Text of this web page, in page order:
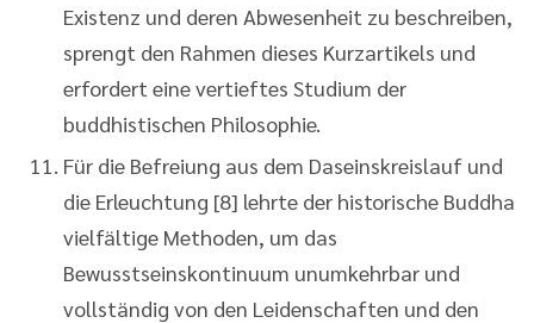
Existenz und deren Abwesenheit zu beschreiben,
sprengt den Rahmen dieses Kurzartikels und
erfordert eine vertieftes Studium der
buddhistischen Philosophie.
Für die Befreiung aus dem Daseinskreislauf und
die Erleuchtung [8] lehrte der historische Buddha
vielfältige Methoden, um das
Bewusstseinskontinuum unumkehrbar und
vollständig von den Leidenschaften und den